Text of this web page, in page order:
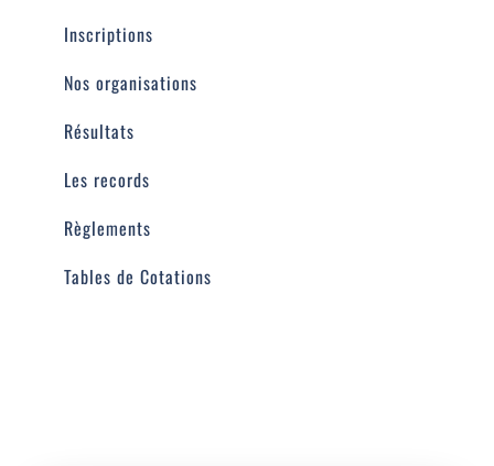
Inscriptions
Nos organisations
Résultats
Les records
Règlements
Tables de Cotations